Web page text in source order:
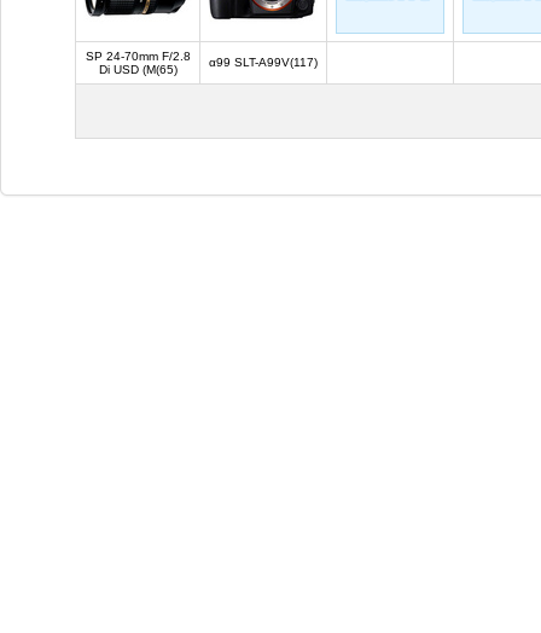
SP 24-70mm F/2.8
Di USD (M(65)
α99 SLT-A99V(117)